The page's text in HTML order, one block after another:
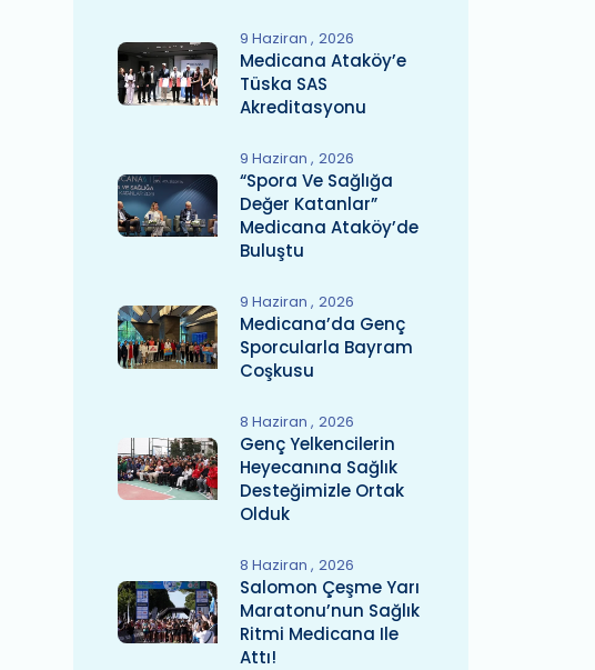
9 Haziran 2026
Medicana Ataköy’e
Tüska SAS
Akreditasyonu
9 Haziran 2026
“Spora Ve Sağlığa
Değer Katanlar”
Medicana Ataköy’de
Buluştu
9 Haziran 2026
Medicana’da Genç
Sporcularla Bayram
Coşkusu
8 Haziran 2026
Genç Yelkencilerin
Heyecanına Sağlık
Desteğimizle Ortak
Olduk
8 Haziran 2026
Salomon Çeşme Yarı
Maratonu’nun Sağlık
Ritmi Medicana Ile
Attı!